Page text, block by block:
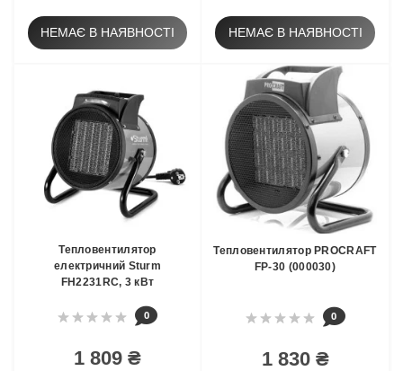
НЕМАЄ В НАЯВНОСТІ НЕМАЄ В НАЯВНОСТІ
Тепловентилятор
електричний Sturm
FH2231RC, 3 кВт
0
1 809 ₴
Тепловентилятор PROCRAFT
FP-30 (000030)
0
1 830 ₴